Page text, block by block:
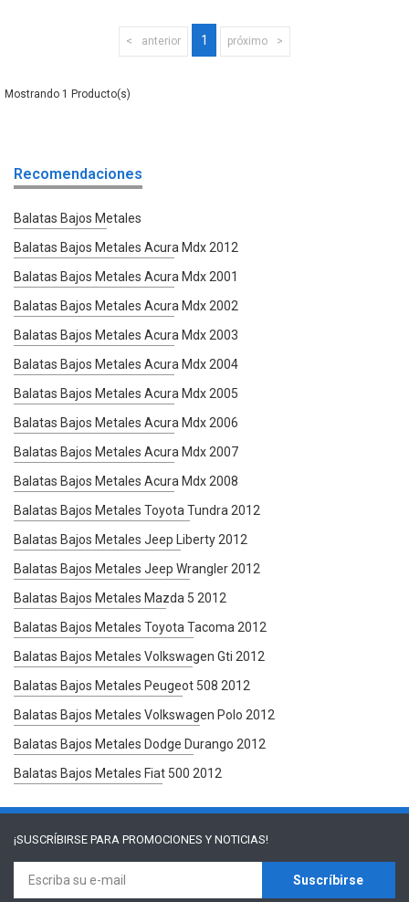
anterior 1 próximo
1
Recomendaciones
Balatas Bajos Metales
Balatas Bajos Metales Acura Mdx 2012
Balatas Bajos Metales Acura Mdx 2001
Balatas Bajos Metales Acura Mdx 2002
Balatas Bajos Metales Acura Mdx 2003
Balatas Bajos Metales Acura Mdx 2004
Balatas Bajos Metales Acura Mdx 2005
Balatas Bajos Metales Acura Mdx 2006
Balatas Bajos Metales Acura Mdx 2007
Balatas Bajos Metales Acura Mdx 2008
Balatas Bajos Metales Toyota Tundra 2012
Balatas Bajos Metales Jeep Liberty 2012
Balatas Bajos Metales Jeep Wrangler 2012
Balatas Bajos Metales Mazda 5 2012
Balatas Bajos Metales Toyota Tacoma 2012
Balatas Bajos Metales Volkswagen Gti 2012
Balatas Bajos Metales Peugeot 508 2012
Balatas Bajos Metales Volkswagen Polo 2012
Balatas Bajos Metales Dodge Durango 2012
Balatas Bajos Metales Fiat 500 2012
¡SUSCRÍBIRSE PARA PROMOCIONES Y NOTICIAS!
Suscríbirse